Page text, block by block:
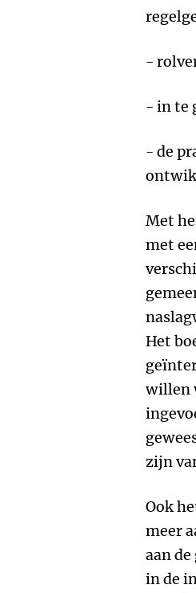
-
- in te
- de
Met
met
Het
willen
zijn
Ook
meer
aan
in de